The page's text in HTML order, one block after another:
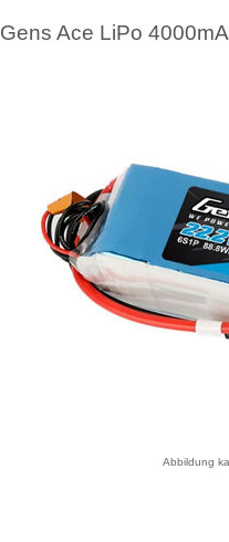
Gens Ace LiPo
Abbildung